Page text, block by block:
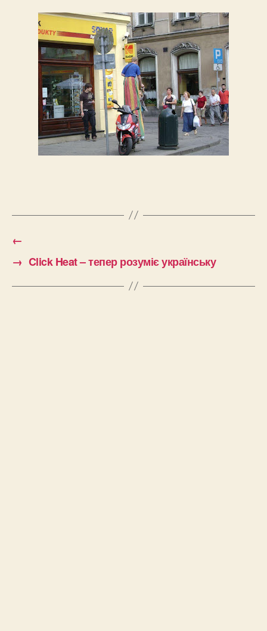
←
→ Click Heat – тепер розуміє українську